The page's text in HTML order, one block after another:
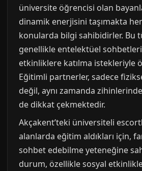
üniversite öğrencisi olan
dinamik enerjisini taşımakta
konularda bilgi sahibidirler. Bu
genellikle entelektüel
etkinliklere katılma istekleriyle
Eğitimli partnerler, sadece
değil, aynı zamanda
de dikkat çekmektedir.
Akçakent’teki üniversiteli
alanlarda eğitim aldıkları için,
sohbet edebilme yeteneğine
durum, özellikle sosyal